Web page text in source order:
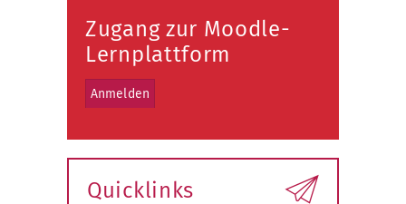
Zugang zur Moodle-
Lernplattform
Anmelden
Quicklinks